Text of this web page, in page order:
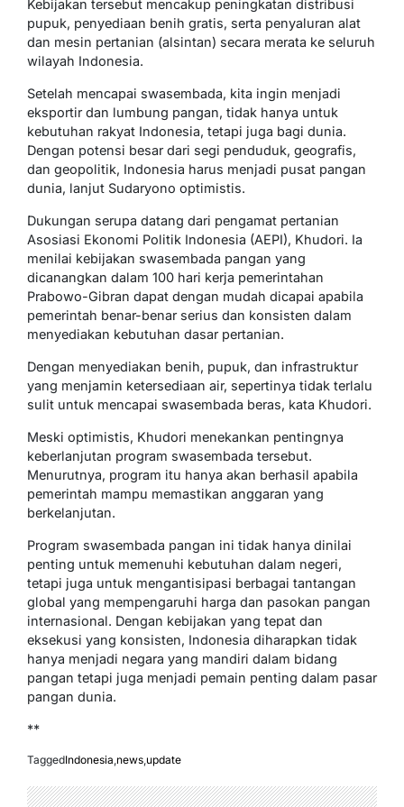
Kebijakan tersebut mencakup peningkatan distribusi
pupuk, penyediaan benih gratis, serta penyaluran alat
dan mesin pertanian (alsintan) secara merata ke seluruh
wilayah Indonesia.
Setelah mencapai swasembada, kita ingin menjadi
eksportir dan lumbung pangan, tidak hanya untuk
kebutuhan rakyat Indonesia, tetapi juga bagi dunia.
Dengan potensi besar dari segi penduduk, geografis,
dan geopolitik, Indonesia harus menjadi pusat pangan
dunia, lanjut Sudaryono optimistis.
Dukungan serupa datang dari pengamat pertanian
Asosiasi Ekonomi Politik Indonesia (AEPI), Khudori. Ia
menilai kebijakan swasembada pangan yang
dicanangkan dalam 100 hari kerja pemerintahan
Prabowo-Gibran dapat dengan mudah dicapai apabila
pemerintah benar-benar serius dan konsisten dalam
menyediakan kebutuhan dasar pertanian.
Dengan menyediakan benih, pupuk, dan infrastruktur
yang menjamin ketersediaan air, sepertinya tidak terlalu
sulit untuk mencapai swasembada beras, kata Khudori.
Meski optimistis, Khudori menekankan pentingnya
keberlanjutan program swasembada tersebut.
Menurutnya, program itu hanya akan berhasil apabila
pemerintah mampu memastikan anggaran yang
berkelanjutan.
Program swasembada pangan ini tidak hanya dinilai
penting untuk memenuhi kebutuhan dalam negeri,
tetapi juga untuk mengantisipasi berbagai tantangan
global yang mempengaruhi harga dan pasokan pangan
internasional. Dengan kebijakan yang tepat dan
eksekusi yang konsisten, Indonesia diharapkan tidak
hanya menjadi negara yang mandiri dalam bidang
pangan tetapi juga menjadi pemain penting dalam pasar
pangan dunia.
**
TaggedIndonesia,news,update